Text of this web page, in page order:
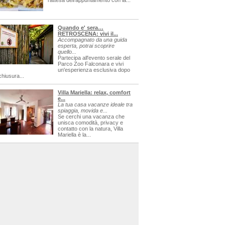
Quando e' sera…
RETROSCENA: vivi il...
Accompagnato da una guida
esperta, potrai scoprire
quello...
Partecipa all'evento serale del
Parco Zoo Falconara e vivi
un'esperienza esclusiva dopo
Villa Mariella: relax, comfort
e...
La tua casa vacanze ideale tra
spiaggia, movida e...
Se cerchi una vacanza che
unisca comodità, privacy e
contatto con la natura, Villa
Mariella è la...